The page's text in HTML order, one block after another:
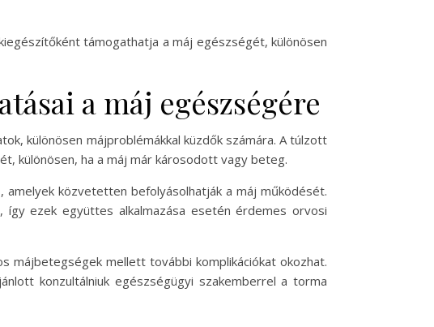
támogathatja a máj egészségét, különösen
a máj egészségére
különösen májproblémákkal küzdők számára. A túlzott
különösen, ha a máj már károsodott vagy beteg.
közvetetten befolyásolhatják a máj működését.
így ezek együttes alkalmazása esetén érdemes orvosi
májbetegségek mellett további komplikációkat okozhat.
konzultálniuk egészségügyi szakemberrel a torma